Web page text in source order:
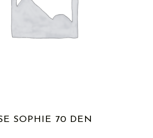
SOPHIE 70 DEN